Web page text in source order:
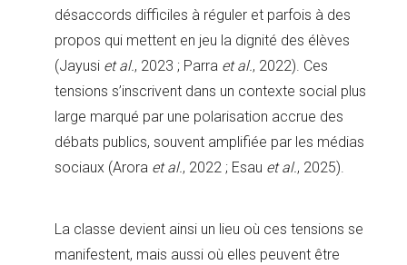
désaccords difficiles à réguler et parfois à des
propos qui mettent en jeu la dignité des élèves
(Jayusi et al., 2023 ; Parra et al., 2022). Ces
tensions s’inscrivent dans un contexte social plus
large marqué par une polarisation accrue des
débats publics, souvent amplifiée par les médias
sociaux (Arora et al., 2022 ; Esau et al., 2025).
La classe devient ainsi un lieu où ces tensions se
manifestent, mais aussi où elles peuvent être